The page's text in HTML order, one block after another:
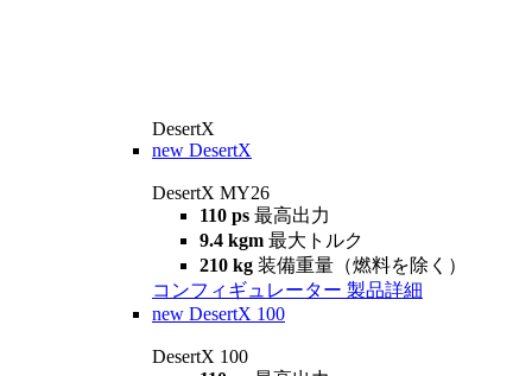
DesertX
new DesertX
DesertX MY26
110 ps 最高出力
9.4 kgm 最大トルク
210 kg 装備重量（燃料を除く）
コンフィギュレーター 製品詳細
new DesertX 100
DesertX 100